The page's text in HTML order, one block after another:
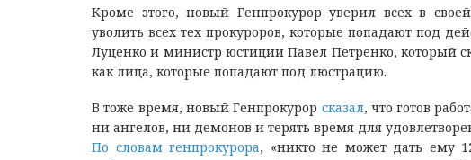
Кроме этого, новый Генпрокурор уверил всех в
уволить всех тех прокуроров, которые попадают под
Луценко и министр юстиции Павел Петренко, который
как лица, которые попадают под люстрацию.
В тоже время, новый Генпрокурор сказал, что готов
ни ангелов, ни демонов и терять время для
По словам генпрокурора, «никто не может дать ему